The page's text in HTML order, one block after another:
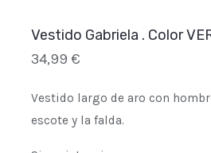
Vestido Gabriela . Color
34,99 €
Vestido largo de aro con
escote y la falda.